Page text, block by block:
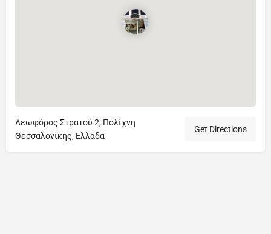
Λεωφόρος Στρατού 2, Πολίχνη
Θεσσαλονίκης, Ελλάδα
Get Directions